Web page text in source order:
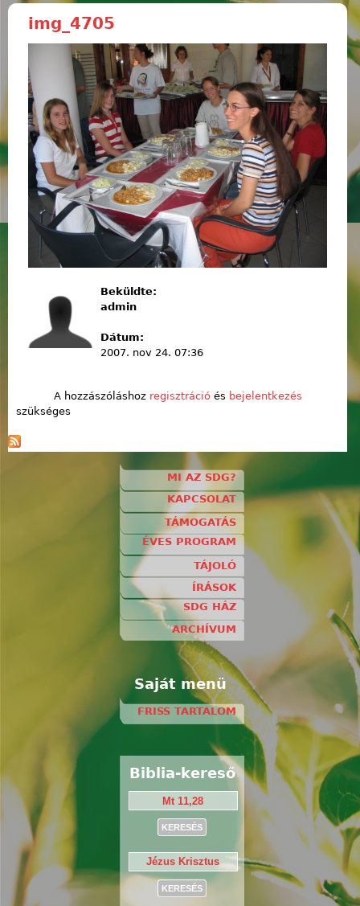
img_4705
Beküldte:
admin
Dátum:
2007. nov 24. 07:36
A hozzászóláshoz regisztrációés bejelentkezés
szükséges
MI AZ SDG?
KAPCSOLAT
TÁMOGATÁS
ÉVES PROGRAM
TÁJOLÓ
ÍRÁSOK
SDG HÁZ
ARCHÍVUM
Saját menü
FRISS TARTALOM
Biblia-kereső